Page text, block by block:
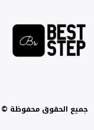
جميع الحقوق محفوظة © best-step.net 2026